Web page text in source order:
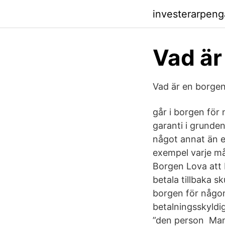
Vad
Vad är en
går i borgen för
garanti i
något annat än
exempel varje
Borgen Lova att
betala tillbaka
borgen för
”den person